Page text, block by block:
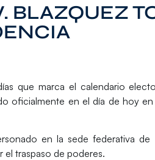
BLAZQUEZ
que marca el calendario
oficialmente en el día de hoy
en la sede federativa
el traspaso de poderes.